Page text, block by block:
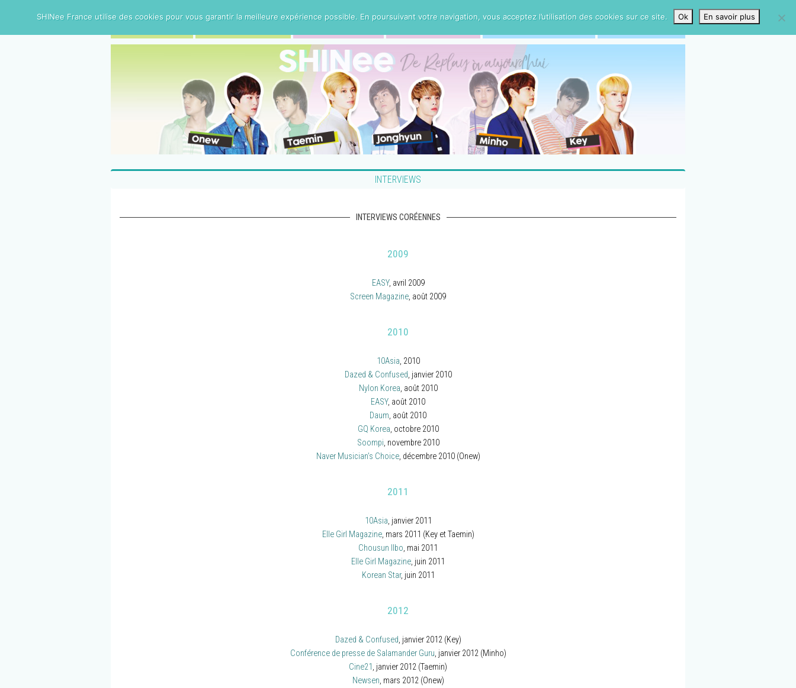
INTERVIEWS
INTERVIEWS CORÉENNES
2009
EASY, avril 2009
Screen Magazine, août 2009
2010
10Asia, 2010
Dazed & Confused, janvier 2010
Nylon Korea, août 2010
EASY, août 2010
Daum, août 2010
GQ Korea, octobre 2010
Soompi, novembre 2010
Naver Musician’s Choice, décembre 2010 (Onew)
2011
10Asia, janvier 2011
Elle Girl Magazine, mars 2011 (Key et Taemin)
Chousun Ilbo, mai 2011
Elle Girl Magazine, juin 2011
Korean Star, juin 2011
2012
Dazed & Confused, janvier 2012 (Key)
Conférence de presse de Salamander Guru, janvier 2012 (Minho)
Cine21 , janvier 2012 (Taemin)
Newsen, mars 2012 (Onew)
SHINee France utilise des cookies pour vous garantir la meilleure expérience possible. En poursuivant votre navigation, vous acceptez l’utilisation des cookies sur ce site. Ok En savoir plus